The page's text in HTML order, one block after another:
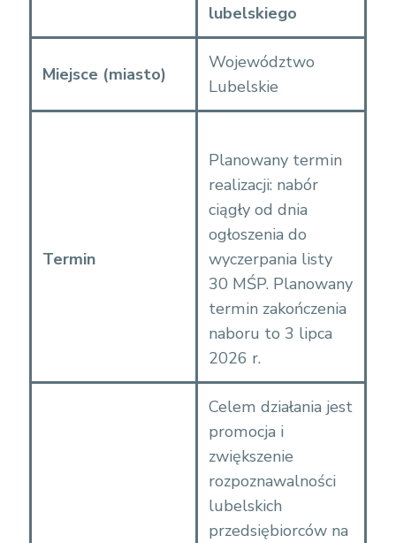
lubelskiego
Miejsce (miasto)
Województwo
Lubelskie
Termin
Planowany termin
realizacji: nabór
ciągły od dnia
ogłoszenia do
wyczerpania listy
30 MŚP. Planowany
termin zakończenia
naboru to 3 lipca
2026 r.
Celem działania jest
promocja i
zwiększenie
rozpoznawalności
lubelskich
przedsiębiorców na